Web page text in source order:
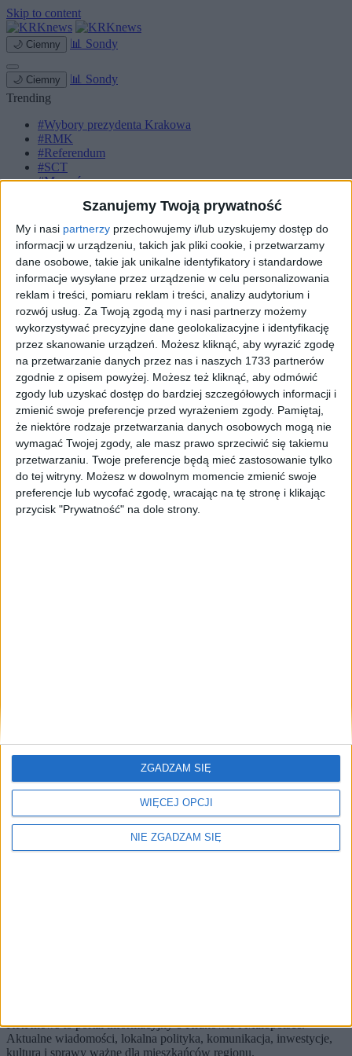
Szanujemy Twoją prywatność
My i nasi partnerzy przechowujemy i/lub uzyskujemy dostęp do
informacji w urządzeniu, takich jak pliki cookie, i przetwarzamy
dane osobowe, takie jak unikalne identyfikatory i standardowe
informacje wysyłane przez urządzenie w celu personalizowania
reklam i treści, pomiaru reklam i treści, analizy audytorium i
rozwój usług. Za Twoją zgodą my i nasi partnerzy możemy
wykorzystywać precyzyjne dane geolokalizacyjne i identyfikację
przez skanowanie urządzeń. Możesz kliknąć, aby wyrazić zgodę
na przetwarzanie danych przez nas i naszych 1733 partnerów
zgodnie z opisem powyżej. Możesz też kliknąć, aby odmówić
zgody lub uzyskać dostęp do bardziej szczegółowych informacji i
zmienić swoje preferencje przed wyrażeniem zgody. Pamiętaj,
że niektóre rodzaje przetwarzania danych osobowych mogą nie
wymagać Twojej zgody, ale masz prawo sprzeciwić się takiemu
przetwarzaniu. Twoje preferencje będą mieć zastosowanie tylko
do tej witryny. Możesz w dowolnym momencie zmienić swoje
preferencje lub wycofać zgodę, wracając na tę stronę i klikając
przycisk "Prywatność" na dole strony.
WIĘCEJ OPCJI
NIE ZGADZAM SIĘ
ZGADZAM SIĘ
Skip to content
🌙 Ciemny 📊 Sondy
🌙 Ciemny 📊 Sondy
Trending
#Wybory prezydenta Krakowa
#RMK
#Referendum
#SCT
#Marcyś
Strona główna
Miasto
Komunikacja
Zieleń
Inwestycje
Biznes
Sport
Kultura
Małopolska
Kryminalne
Tag #włamanie do automatu do gier
#włamanie do automatu do
gier
artykułówBulwaryNajnowszeRegion
Sortuj:
Kategoria:
🔥
Najczęściej czytane
1)
Gang nieletnich napadł na… automat do gier
KRKnews to portal informacyjny o Krakowie i Małopolsce.
Aktualne wiadomości, lokalna polityka, komunikacja, inwestycje,
kultura i sprawy ważne dla mieszkańców regionu.